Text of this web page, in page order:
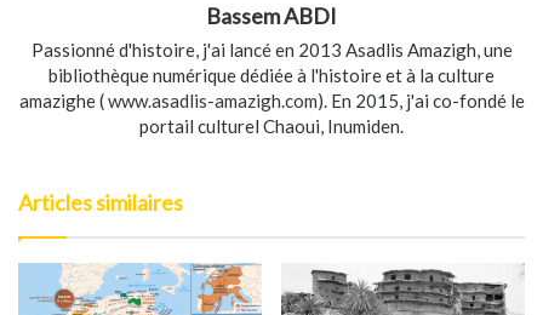
Bassem ABDI
Passionné d'histoire, j'ai lancé en 2013 Asadlis Amazigh, une
bibliothèque numérique dédiée à l'histoire et à la culture
amazighe (www.asadlis-amazigh.com). En 2015, j'ai co-fondé le
portail culturel Chaoui, Inumiden.
Articles similaires